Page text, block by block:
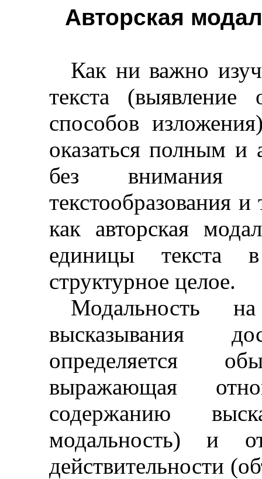
Авторская
Как ни важно
текста (выявление
способов
оказаться полным и
без внимания
текстообразования и
как авторская
единицы текста
структурное целое.
Модальность
высказывания
определяется
выражающая
содержанию
модальность) и
действительности